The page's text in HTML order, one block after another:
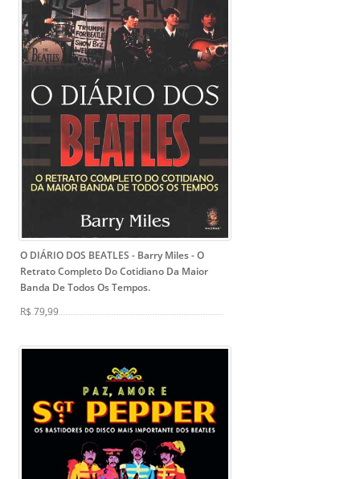
O DIÁRIO DOS BEATLES - Barry Miles- O
Retrato Completo Do Cotidiano Da Maior
Banda De Todos Os Tempos.
R$ 79,99